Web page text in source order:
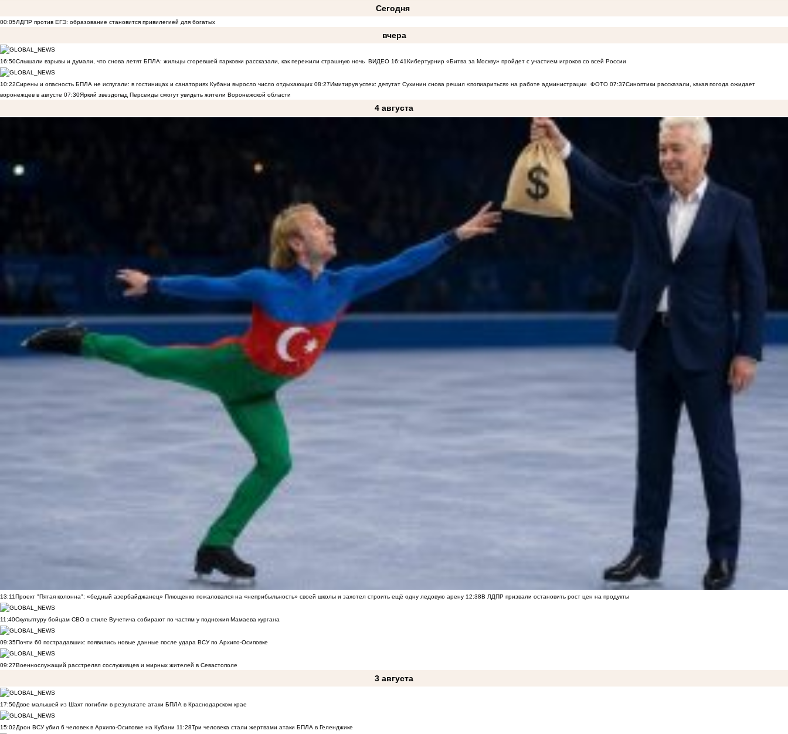
Сегодня
00:05ЛДПР против ЕГЭ: образование становится привилегией для богатых
вчера
16:50Слышали взрывы и думали, что снова летят БПЛА: жильцы сгоревшей парковки рассказали, как пережили страшную ночь ВИДЕО 16:41Кибертурнир «Битва за Москву» пройдет с участием игроков со всей России
10:22Сирены и опасность БПЛА не испугали: в гостиницах и санаториях Кубани выросло число отдыхающих 08:27Имитируя успех: депутат Сухинин снова решил «попиариться» на работе администрации ФОТО 07:37Синоптики рассказали, какая погода ожидает
воронежцев в августе 07:30Яркий звездопад Персеиды смогут увидеть жители Воронежской области
4 августа
13:11Проект "Пятая колонна": «бедный азербайджанец» Плющенко пожаловался на «неприбыльность» своей школы и захотел строить ещё одну ледовую арену 12:38В ЛДПР призвали остановить рост цен на продукты
11:40Скульптуру бойцам СВО в стиле Вучетича собирают по частям у подножия Мамаева кургана
09:35Почти 60 пострадавших: появились новые данные после удара ВСУ по Архипо-Осиповке
09:27Военнослужащий расстрелял сослуживцев и мирных жителей в Севастополе
3 августа
17:50Двое малышей из Шахт погибли в результате атаки БПЛА в Краснодарском крае
15:02Дрон ВСУ убил 6 человек в Архипо-Осиповке на Кубани 11:28Три человека стали жертвами атаки БПЛА в Геленджике